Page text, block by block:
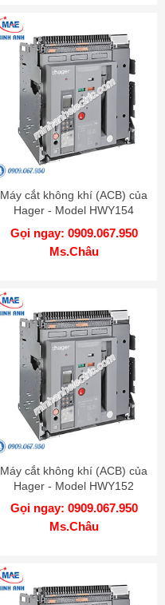
Máy cắt không khí (ACB) của
Hager - Model HWY154
Gọi ngay: 0909.067.950
Ms.Châu
Máy cắt không khí (ACB) của
Hager - Model HWY152
Gọi ngay: 0909.067.950
Ms.Châu